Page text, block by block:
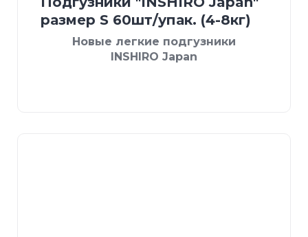
размер S 60шт/упак. (4-8кг)
Новые легкие подгузники
INSHIRO Japan